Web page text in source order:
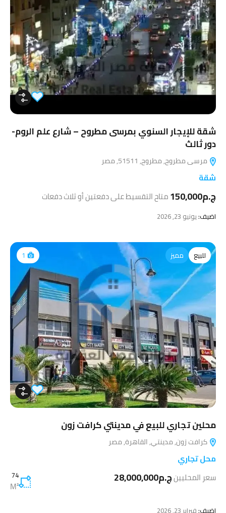
شقة للإيجار السنوي بمرسى مطروح – شارع علم الروم-
دور ثالث
مرسى مطروح, مطروح, 51511, مصر
شقة
ج.م150,000 متاح التقسيط على دفعتين أو ثلاث دفعات
اضيف:يونيو 23, 2026
للبيع مميز 1
محلين تجاري للبيع في مدينتي كرافت زون
كرافت زون, مدينتي, القاهرة, مصر
محل تجاري
سعر المحليينج.م28,000,000 74
M²
اضيف:فبراير 23, 2026